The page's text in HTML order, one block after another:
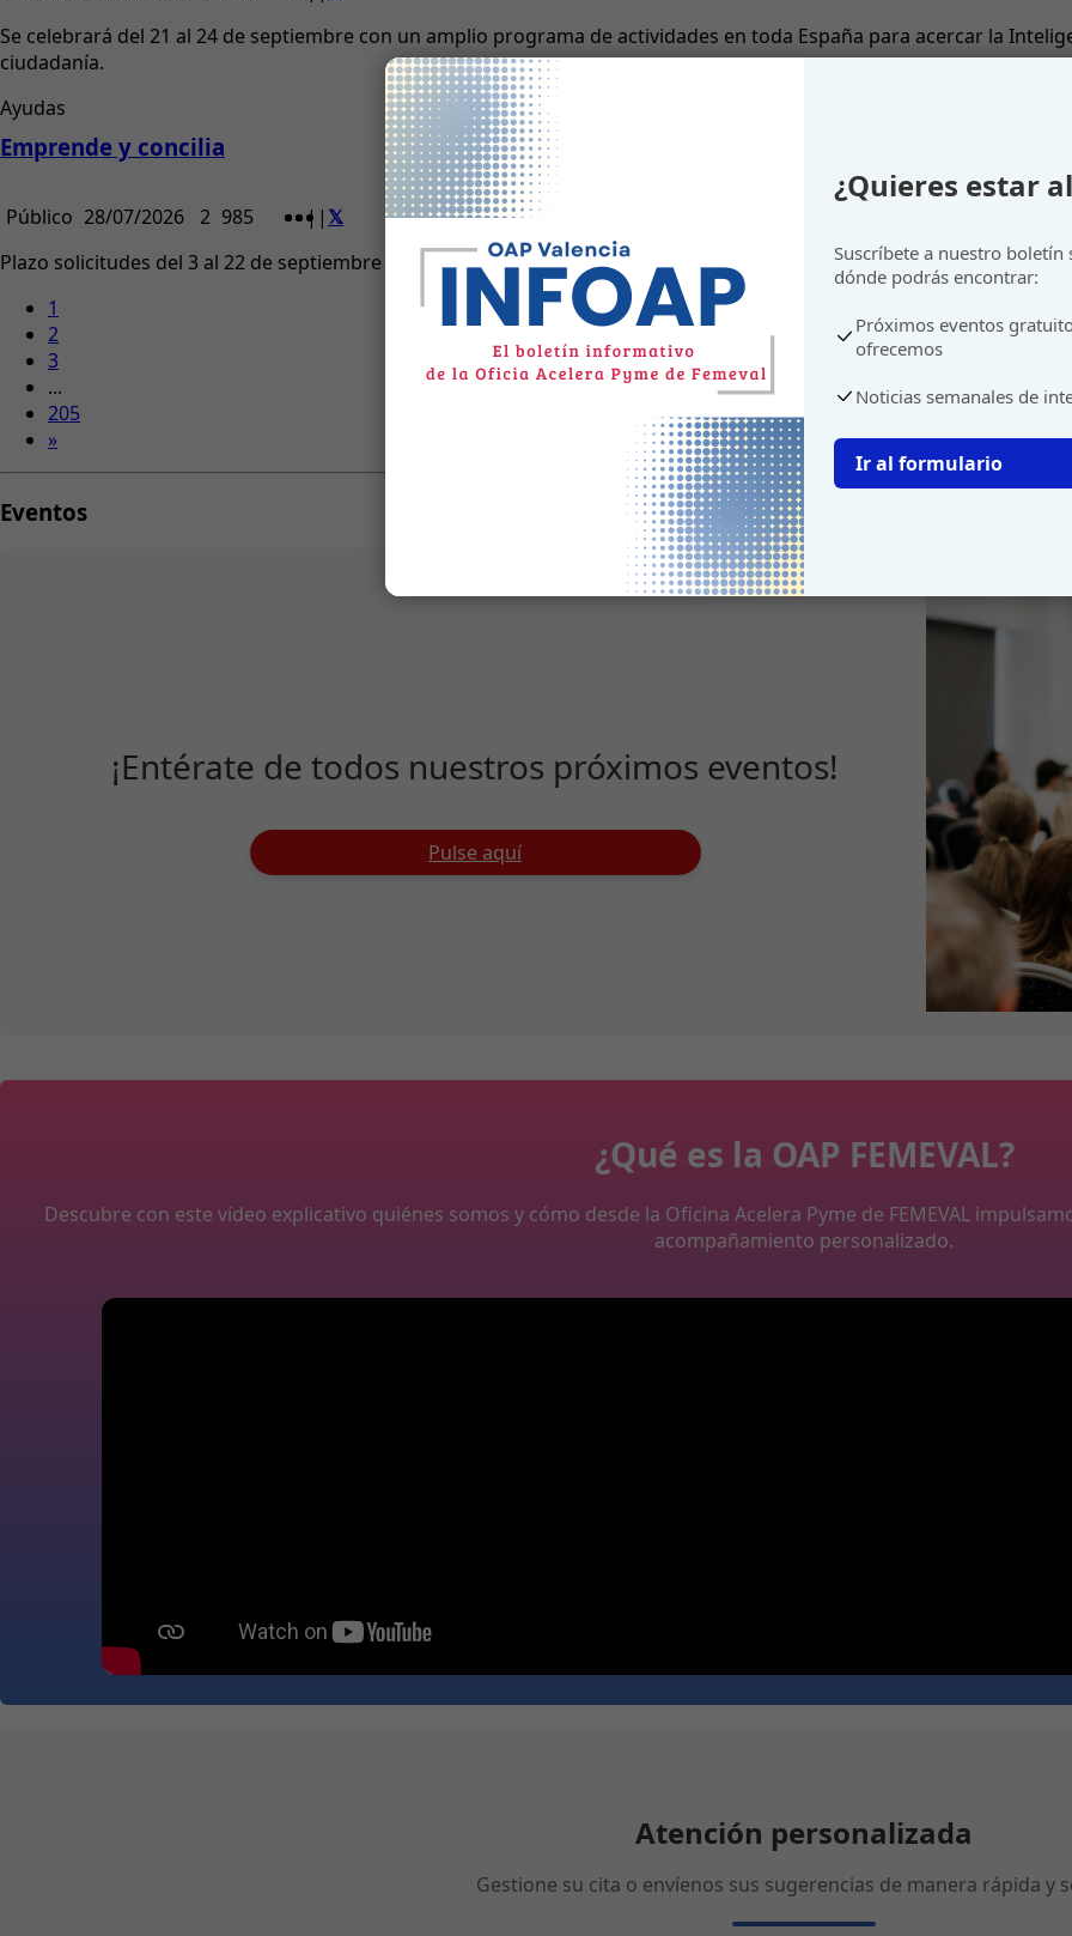
Se celebrará del 21 al 24 de septiembre con un amplio programa de actividades en toda España para acercar la
ciudadanía.
Ayudas
Emprende y concilia
Público 28/07/2026 2 985 | |
Plazo solicitudes del 3 al 22 de septiembre 2026 o hasta agotar presupuesto.
1
2
3
...
205
»
Eventos
¡Entérate de todos nuestros próximos eventos!
Pulse aquí
¿Qué es la OAP FEMEVAL?
Descubre con este vídeo explicativo quiénes somos y cómo desde la Oficina Acelera Pyme de FEMEVAL
acompañamiento personalizado.
Atención personalizada
Gestione su cita o envíenos sus sugerencias de manera rápida y
¿Quieres estar
Suscríbete a nuestro boletín
dónde podrás encontrar:
Próximos eventos
ofrecemos
Noticias semanales de
Ir al formulario